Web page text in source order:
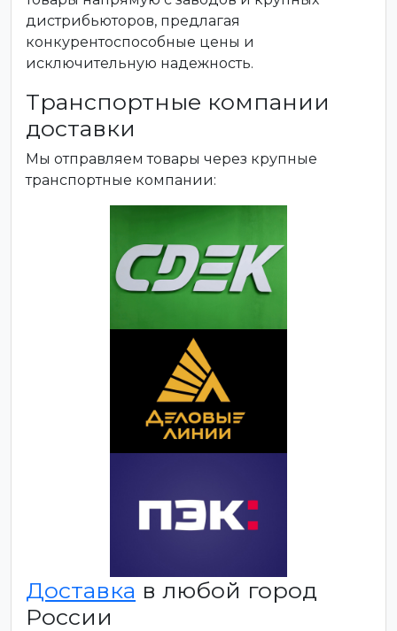
дистрибьюторов, предлагая
конкурентоспособные цены и
исключительную надежность.
Транспортные компании
доставки
Мы отправляем товары через крупные
транспортные компании:
Доставка в любой город
России